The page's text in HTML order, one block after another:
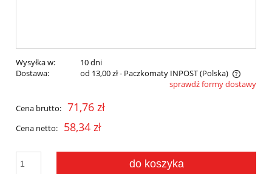
Wysyłka w:
10 dni
Dostawa:
od 13,00 zł- Paczkomaty INPOST(Polska)
Cena nie zawiera ewentualnych kosztów płatnościsprawdź formy dostawy
Cena brutto: 71,76 zł
Cena netto: 58,34 zł
do koszyka